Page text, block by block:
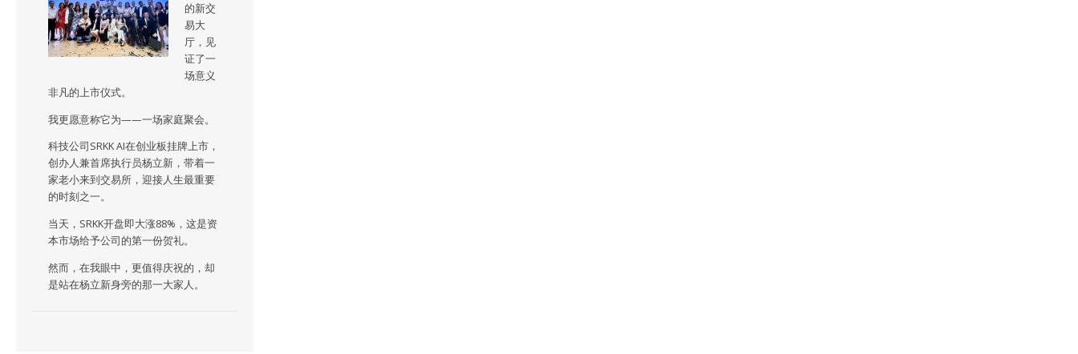
的新交
易大
厅，见
证了一
场意义
非凡的上市仪式。
我更愿意称它为——一场家庭聚会。
科技公司SRKK AI在创业板挂牌上市，
创办人兼首席执行员杨立新，带着一
家老小来到交易所，迎接人生最重要
的时刻之一。
当天，SRKK开盘即大涨88%，这是资
本市场给予公司的第一份贺礼。
然而，在我眼中，更值得庆祝的，却
是站在杨立新身旁的那一大家人。